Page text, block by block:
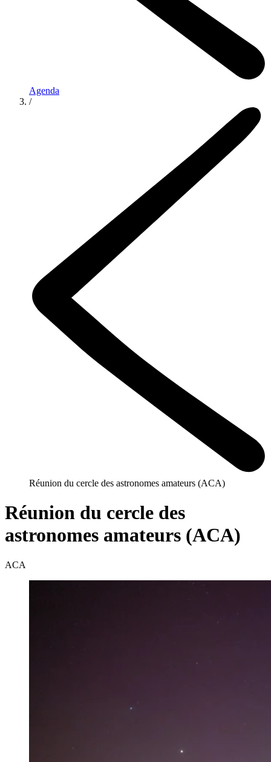
Agenda
/
Réunion du cercle des astronomes amateurs (ACA)
Réunion du cercle des
astronomes amateurs (ACA)
ACA